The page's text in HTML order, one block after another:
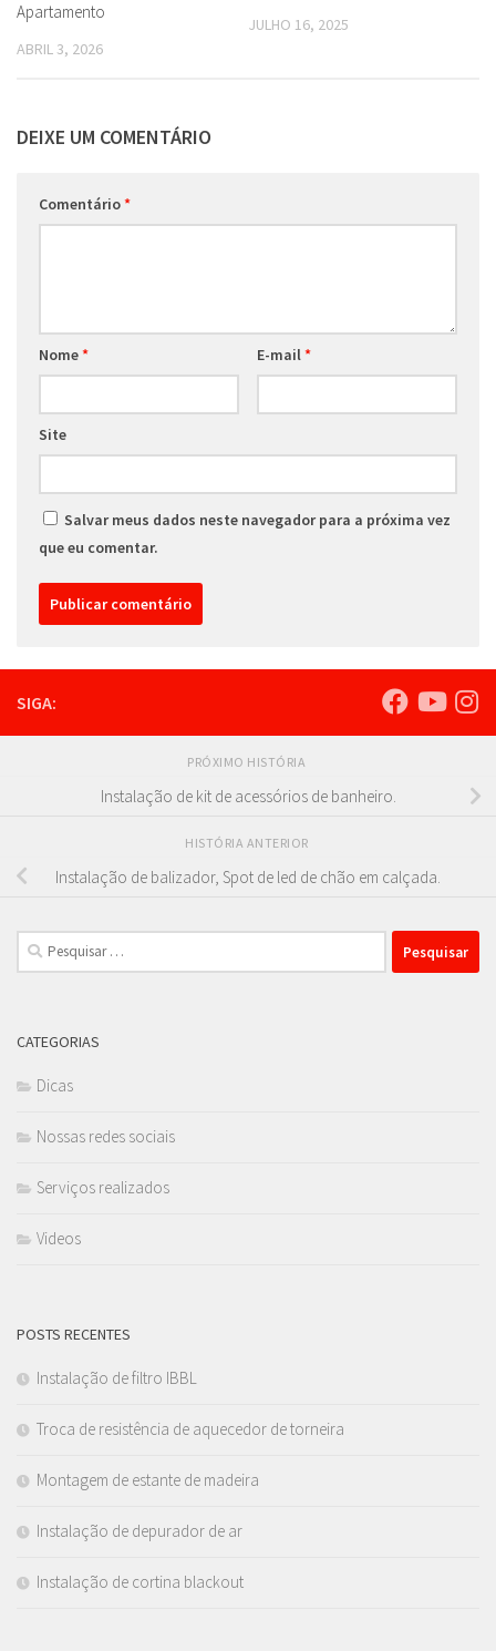
Apartamento
ABRIL 3, 2026
JULHO 16, 2025
DEIXE UM COMENTÁRIO
Comentário*
Nome* E-mail*
Site
Salvar meus dados neste navegador para a próxima vez
que eu comentar.
SIGA:
PRÓXIMO HISTÓRIA
Instalação de kit de acessórios de banheiro.
HISTÓRIA ANTERIOR
Instalação de balizador, Spot de led de chão em calçada.
Pesquisar
por:
CATEGORIAS
Dicas
Nossas redes sociais
Serviços realizados
Videos
POSTS RECENTES
Instalação de filtro IBBL
Troca de resistência de aquecedor de torneira
Montagem de estante de madeira
Instalação de depurador de ar
Instalação de cortina blackout